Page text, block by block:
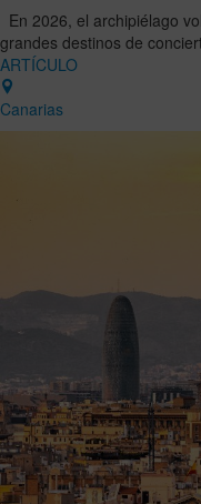
En 2026, el archipiélago
grandes destinos de
ARTÍCULO
Canarias